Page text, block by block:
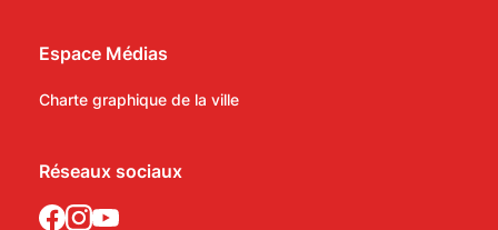
Espace Médias
Charte graphique de la ville
Réseaux sociaux